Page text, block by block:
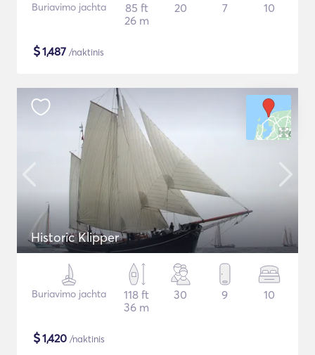
Buriavimo jachta
85 ft
26 m
20 7 10
$1,487 /naktinis
Historic Klipper
Buriavimo jachta
118 ft
36 m
30 9 10
$1,420 /naktinis